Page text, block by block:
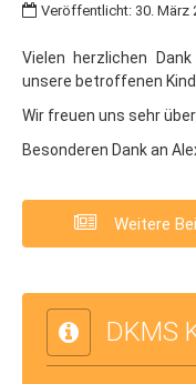
Veröffentlicht: 30. März
Vielen herzlichen
unsere betroffenen
Wir freuen uns sehr
Besonderen Dank an
Weitere
DKMS